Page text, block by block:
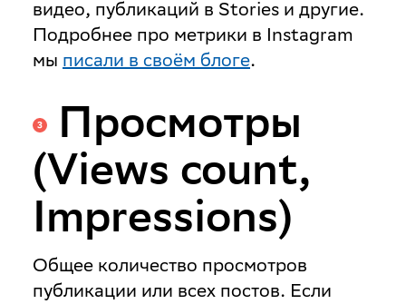
видео, публикаций в Stories и другие.
Подробнее про метрики в Instagram
мы писали в своём блоге.
Просмотры
(Views count,
Impressions)
Общее количество просмотров
публикации или всех постов. Если